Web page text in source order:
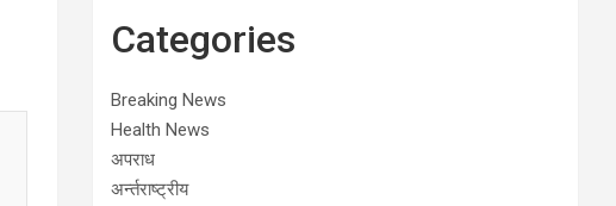
Categories
Breaking News
Health News
अपराध
अर्न्तराष्ट्रीय